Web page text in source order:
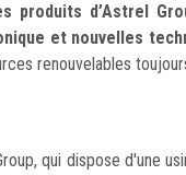
produits d’Astrel
et nouvelles
renouvelables
qui dispose d'une